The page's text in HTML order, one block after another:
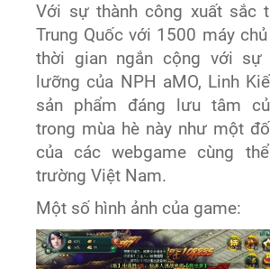
Với sự thành công xuất sắc
Trung Quốc với 1500 máy
thời gian ngắn cộng với sự
lưỡng của NPH aMO, Linh
sản phẩm đáng lưu tâm
trong mùa hè này như một
của các webgame cùng
trường Việt Nam.
Một số hình ảnh của game: